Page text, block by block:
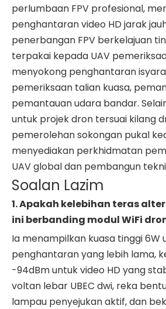
perlumbaan FPV profesional,
penghantaran video HD jarak
penerbangan FPV berkelajuan
terpakai kepada UAV
menyokong penghantaran
pemeriksaan talian kuasa,
pemantauan udara bandar.
untuk projek dron tersuai kilang
pemerolehan sokongan pukal
menyediakan perkhidmatan
UAV global dan pembangun
Soalan Lazim
1. Apakah kelebihan teras
ini berbanding modul WiFi
Ia menampilkan kuasa tinggi 6W
penghantaran yang lebih lama,
-94dBm untuk video HD yang
voltan lebar UBEC dwi, ​​reka
lampau penyejukan aktif, dan